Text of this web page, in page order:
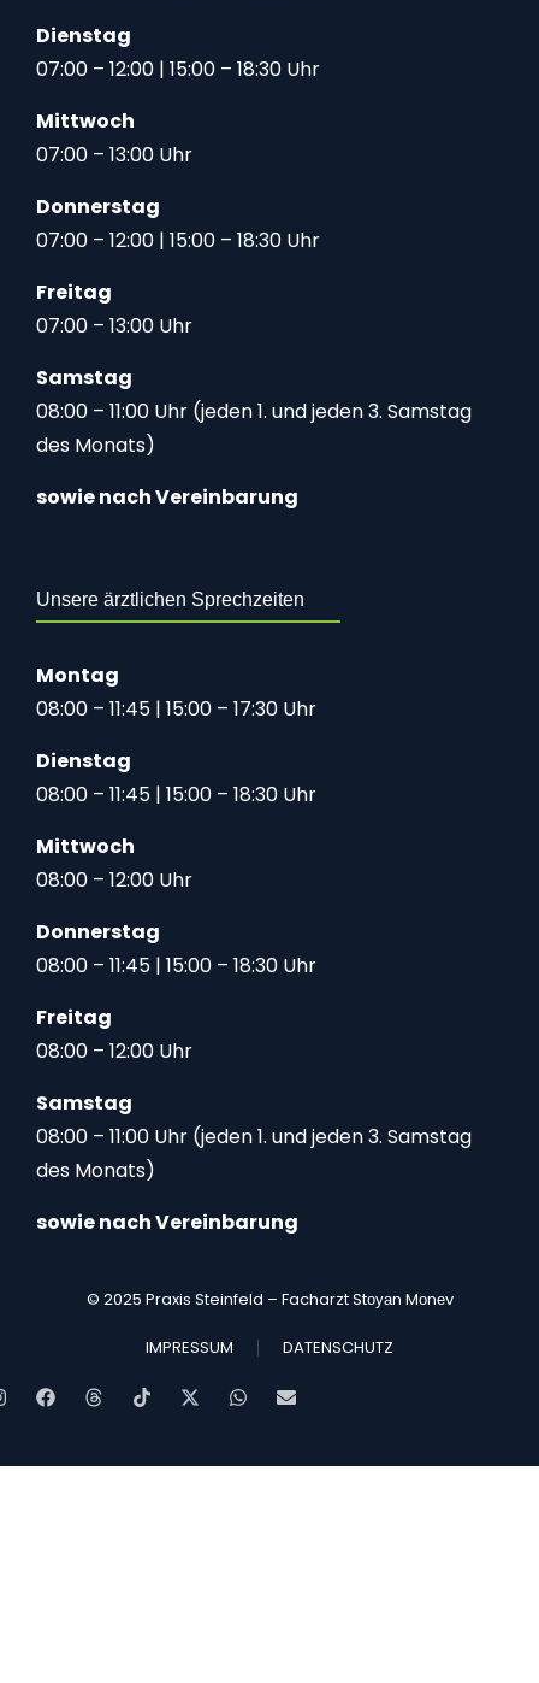
Dienstag
07:00 – 12:00 | 15:00 – 18:30 Uhr
Mittwoch
07:00 – 13:00 Uhr
Donnerstag
07:00 – 12:00 | 15:00 – 18:30 Uhr
Freitag
07:00 – 13:00 Uhr
Samstag
08:00 – 11:00 Uhr (jeden 1. und jeden 3. Samstag
des Monats)
sowie nach Vereinbarung
Unsere ärztlichen Sprechzeiten
Montag
08:00 – 11:45 | 15:00 – 17:30 Uhr
Dienstag
08:00 – 11:45 | 15:00 – 18:30 Uhr
Mittwoch
08:00 – 12:00 Uhr
Donnerstag
08:00 – 11:45 | 15:00 – 18:30 Uhr
Freitag
08:00 – 12:00 Uhr
Samstag
08:00 – 11:00 Uhr (jeden 1. und jeden 3. Samstag
des Monats)
sowie nach Vereinbarung
© 2025 Praxis Steinfeld – Facharzt Stоуаn Mоnеv
IMPRESSUM DATENSCHUTZ